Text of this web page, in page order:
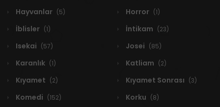
Hayvanlar (5) Horror (1)
İblisler (1) İntikam (23)
Isekai (57) Josei (85)
Karanlık (1) Katliam (2)
Kıyamet (2) Kıyamet Sonrası (3)
Komedi (152) Korku (8)